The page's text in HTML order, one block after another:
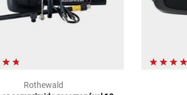
Rothewald